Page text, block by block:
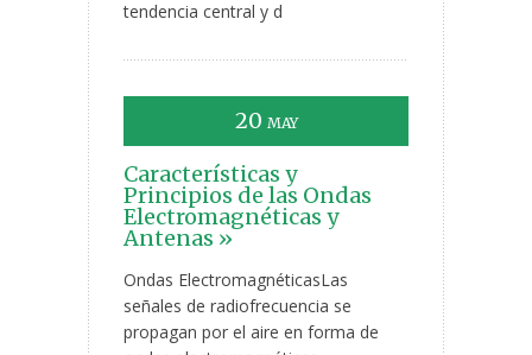
tendencia central y d
20 MAY
Características y
Principios de las Ondas
Electromagnéticas y
Antenas »
Ondas ElectromagnéticasLas
señales de radiofrecuencia se
propagan por el aire en forma de